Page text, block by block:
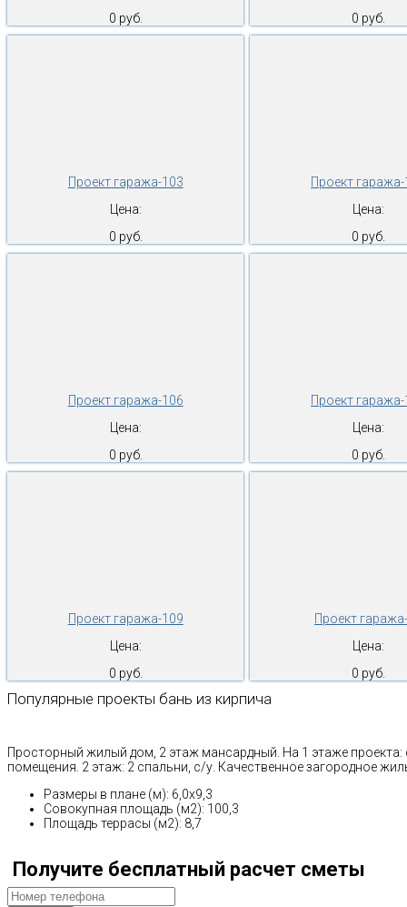
0 руб.
0 руб.
Проект гаража-103
Цена:
0 руб.
Проект
Цена:
0 руб.
Проект гаража-106
Цена:
0 руб.
Проект
Цена:
0 руб.
Проект гаража-109
Цена:
0 руб.
Проект
Цена:
0 руб.
Популярные проекты бань из кирпича
Просторный жилый дом, 2 этаж мансардный. На 1 этаже проекта:
помещения. 2 этаж: 2 спальни, с/у. Качественное загородное
Размеры в плане (м): 6,0х9,3
Совокупная площадь (м2): 100,3
Площадь террасы (м2): 8,7
Получите бесплатный расчет сметы